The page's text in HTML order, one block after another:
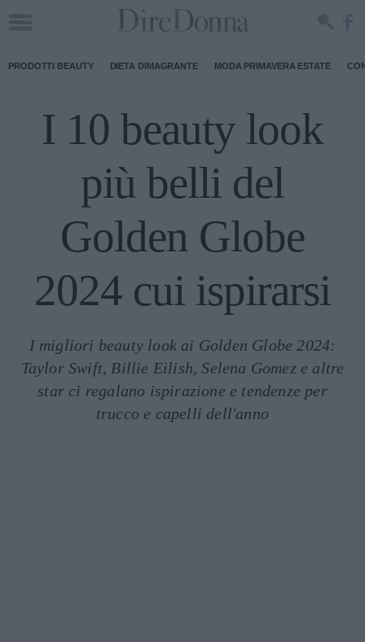
PRODOTTI BEAUTY DIETA DIMAGRANTE MODA PRIMAVERA ESTATE
I 10 beauty look
più belli del
Golden Globe
2024 cui ispirarsi
I migliori beauty look ai Golden Globe 2024:
Taylor Swift, Billie Eilish, Selena Gomez e altre
star ci regalano ispirazione e tendenze per
trucco e capelli dell'anno